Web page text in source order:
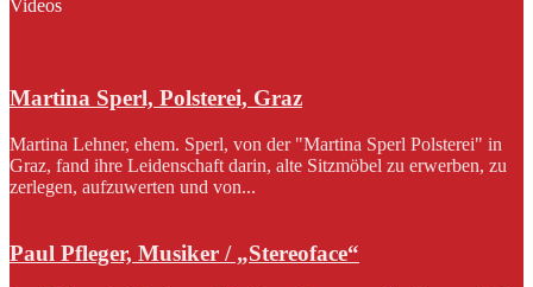
Videos
Martina Sperl, Polsterei, Graz
Martina Lehner, ehem. Sperl, von der "Martina Sperl Polsterei" in
Graz, fand ihre Leidenschaft darin, alte Sitzmöbel zu erwerben, zu
zerlegen, aufzuwerten und von...
Paul Pfleger, Musiker / „Stereoface“